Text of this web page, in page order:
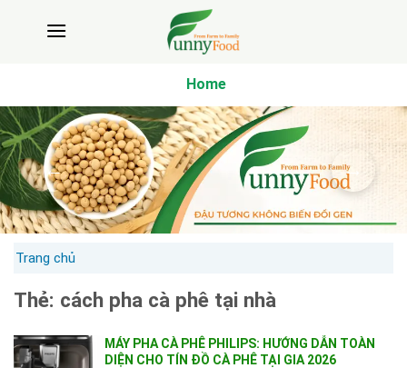
Home
Trang chủ
Thẻ: cách pha cà phê tại nhà
MÁY PHA CÀ PHÊ PHILIPS: HƯỚNG DẪN TOÀN
DIỆN CHO TÍN ĐỒ CÀ PHÊ TẠI GIA 2026